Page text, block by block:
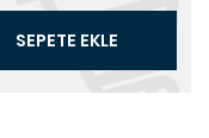
SEPETE EKLE